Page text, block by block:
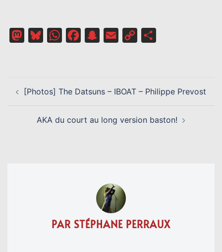
MastodonBlueskyWhatsAppFacebookSnapchat
Email
Copy
D’ARTICLE
[Photos] The Datsuns – IBOAT – Philippe Prevost
AKA du court au long version baston!
PAR STÉPHANE PERRAUX